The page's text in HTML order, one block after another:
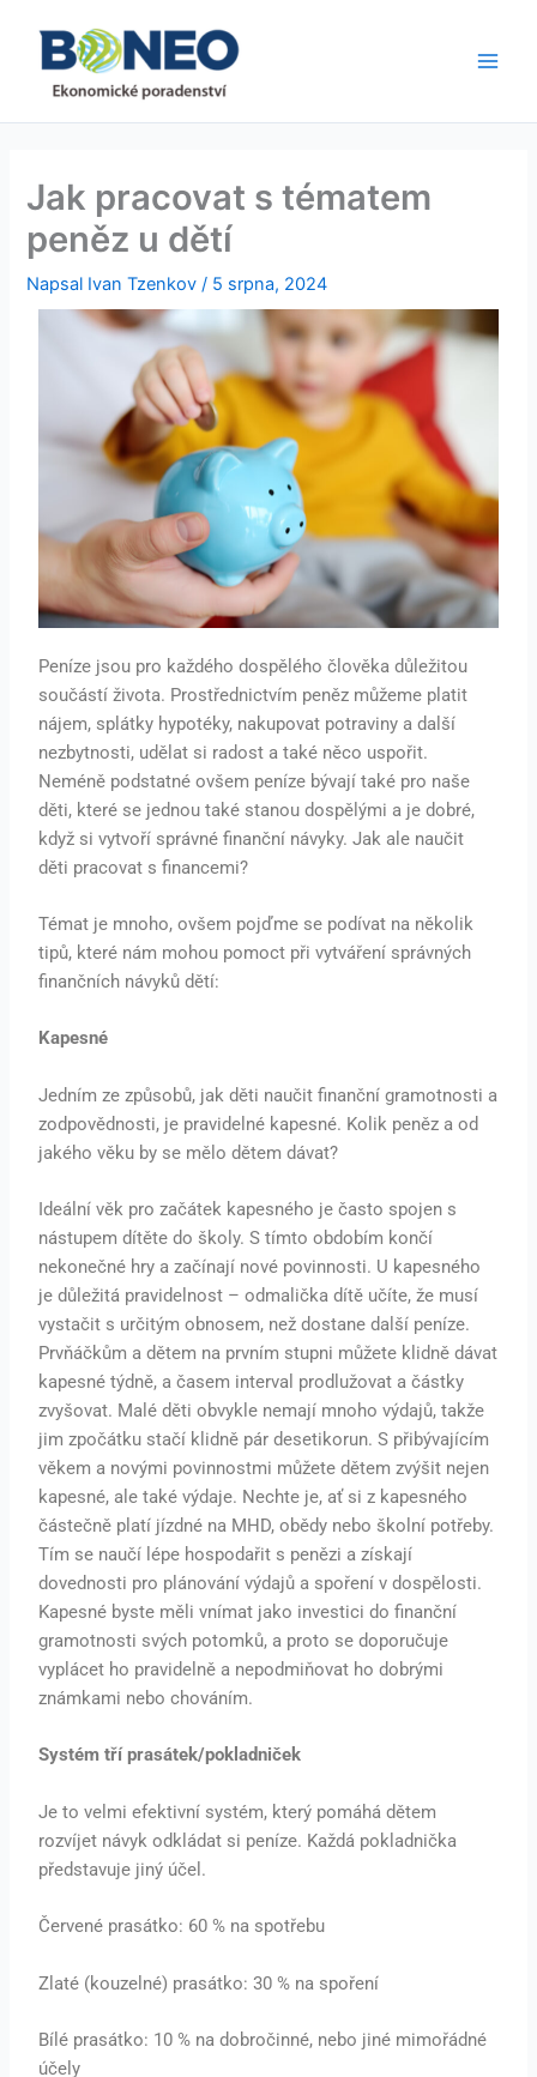
obsah
Jak pracovat s tématem
peněz u dětí
Napsal Ivan Tzenkov/ 5 srpna, 2024
Peníze jsou pro každého dospělého člověka důležitou
součástí života. Prostřednictvím peněz můžeme platit
nájem, splátky hypotéky, nakupovat potraviny a další
nezbytnosti, udělat si radost a také něco uspořit.
Neméně podstatné ovšem peníze bývají také pro naše
děti, které se jednou také stanou dospělými a je dobré,
když si vytvoří správné finanční návyky. Jak ale naučit
děti pracovat s financemi?
Témat je mnoho, ovšem pojďme se podívat na několik
tipů, které nám mohou pomoct při vytváření správných
finančních návyků dětí:
Kapesné
Jedním ze způsobů, jak děti naučit finanční gramotnosti a
zodpovědnosti, je pravidelné kapesné. Kolik peněz a od
jakého věku by se mělo dětem dávat?
Ideální věk pro začátek kapesného je často spojen s
nástupem dítěte do školy. S tímto obdobím končí
nekonečné hry a začínají nové povinnosti. U kapesného
je důležitá pravidelnost – odmalička dítě učíte, že musí
vystačit s určitým obnosem, než dostane další peníze.
Prvňáčkům a dětem na prvním stupni můžete klidně dávat
kapesné týdně, a časem interval prodlužovat a částky
zvyšovat. Malé děti obvykle nemají mnoho výdajů, takže
jim zpočátku stačí klidně pár desetikorun. S přibývajícím
věkem a novými povinnostmi můžete dětem zvýšit nejen
kapesné, ale také výdaje. Nechte je, ať si z kapesného
částečně platí jízdné na MHD, obědy nebo školní potřeby.
Tím se naučí lépe hospodařit s penězi a získají
dovednosti pro plánování výdajů a spoření v dospělosti.
Kapesné byste měli vnímat jako investici do finanční
gramotnosti svých potomků, a proto se doporučuje
vyplácet ho pravidelně a nepodmiňovat ho dobrými
známkami nebo chováním.
Systém tří prasátek/pokladniček
Je to velmi efektivní systém, který pomáhá dětem
rozvíjet návyk odkládat si peníze. Každá pokladnička
představuje jiný účel.
Červené prasátko: 60 % na spotřebu
Zlaté (kouzelné) prasátko: 30 % na spoření
Bílé prasátko: 10 % na dobročinné, nebo jiné mimořádné
účely